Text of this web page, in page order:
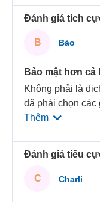
Đánh giá tích
B Bảo
Bảo mật hơn cả
Không phải là
đã phải chọn các
Thêm
Đánh giá tiêu
C Charli